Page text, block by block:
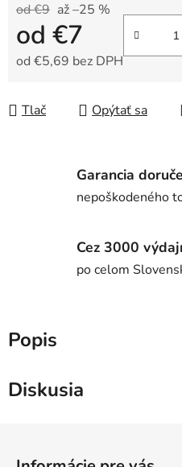
od €9 až –25 %
od €7
od €5,69 bez DPH
Tlač Opýtať sa
Garancia
nepoškodeného
Cez 3000
po celom
Popis
Diskusia